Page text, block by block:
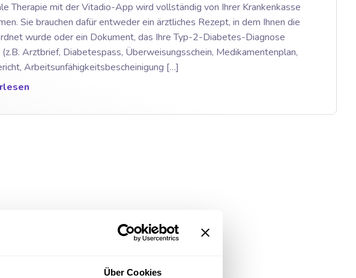
Über Cookies
Therapie mit der Vitadio-App wird vollständig von Ihrer Krankenkasse
Sie brauchen dafür entweder ein ärztliches Rezept, in dem Ihnen die
wurde oder ein Dokument, das Ihre Typ-2-Diabetes-Diagnose
Arztbrief, Diabetespass, Überweisungsschein, Medikamentenplan,
Arbeitsunfähigkeitsbescheinigung […]